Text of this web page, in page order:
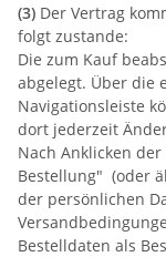
(3) Der Vertrag
folgt zustande:
Die zum Kauf
abgelegt. Über die
Navigationsleiste
dort jederzeit
Nach Anklicken
Bestellung" (oder
der persönlichen
Bestelldaten als